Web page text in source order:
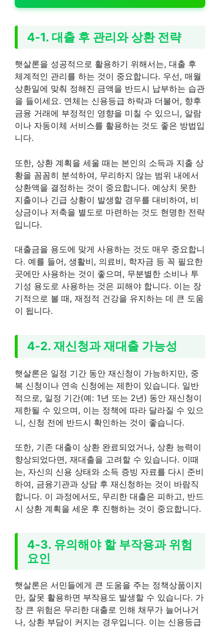
4-1. 대출 후 관리와 상환 전략
햇살론을 성공적으로 활용하기 위해서는, 대출 후
체계적인 관리를 하는 것이 중요합니다. 우선, 매월
상환일에 맞춰 정해진 금액을 반드시 납부하는 습관
을 들이세요. 연체는 신용등급 하락과 더불어, 향후
금융 거래에 부정적인 영향을 미칠 수 있으니, 알람
이나 자동이체 서비스를 활용하는 것도 좋은 방법입
니다.
또한, 상환 계획을 세울 때는 본인의 소득과 지출 상
황을 꼼꼼히 분석하여, 무리하지 않는 범위 내에서
상환액을 결정하는 것이 중요합니다. 예상치 못한
지출이나 긴급 상황이 발생할 경우를 대비하여, 비
상금이나 저축을 별도로 마련하는 것도 현명한 전략
입니다.
대출금을 용도에 맞게 사용하는 것도 매우 중요합니
다. 예를 들어, 생활비, 의료비, 학자금 등 꼭 필요한
곳에만 사용하는 것이 좋으며, 무분별한 소비나 투
기성 용도로 사용하는 것은 피해야 합니다. 이는 장
기적으로 볼 때, 재정적 건강을 유지하는 데 큰 도움
이 됩니다.
4-2. 재신청과 재대출 가능성
햇살론은 일정 기간 동안 재신청이 가능하지만, 중
복 신청이나 연속 신청에는 제한이 있습니다. 일반
적으로, 일정 기간(예: 1년 또는 2년) 동안 재신청이
제한될 수 있으며, 이는 정책에 따라 달라질 수 있으
니, 신청 전에 반드시 확인하는 것이 좋습니다.
또한, 기존 대출이 상환 완료되었거나, 상환 능력이
향상되었다면, 재대출을 고려할 수 있습니다. 이때
는, 자신의 신용 상태와 소득 증빙 자료를 다시 준비
하여, 금융기관과 상담 후 재신청하는 것이 바람직
합니다. 이 과정에서도, 무리한 대출은 피하고, 반드
시 상환 계획을 세운 후 진행하는 것이 중요합니다.
4-3. 유의해야 할 부작용과 위험
요인
햇살론은 서민들에게 큰 도움을 주는 정책상품이지
만, 잘못 활용하면 부작용도 발생할 수 있습니다. 가
장 큰 위험은 무리한 대출로 인해 채무가 늘어나거
나, 상환 부담이 커지는 경우입니다. 이는 신용등급